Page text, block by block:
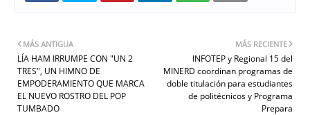
MÁS RECIENTE
INFOTEP y Regional 15 del
MINERD coordinan programas de
doble titulación para estudiantes
de politécnicos y Programa
Prepara
MÁS ANTIGUA
LÍA HAM IRRUMPE CON "UN 2
TRES", UN HIMNO DE
EMPODERAMIENTO QUE MARCA
EL NUEVO ROSTRO DEL POP
TUMBADO